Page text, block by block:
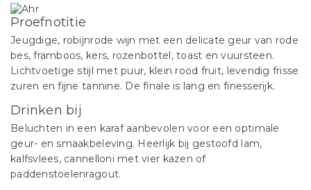
Proefnotitie
Jeugdige, robijnrode wijn met een delicate geur van rode
bes, framboos, kers, rozenbottel, toast en vuursteen.
Lichtvoetige stijl met puur, klein rood fruit, levendig frisse
zuren en fijne tannine. De finale is lang en finesserijk.
Drinken bij
Beluchten in een karaf aanbevolen voor een optimale
geur- en smaakbeleving. Heerlijk bij gestoofd lam,
kalfsvlees, cannelloni met vier kazen of
paddenstoelenragout.